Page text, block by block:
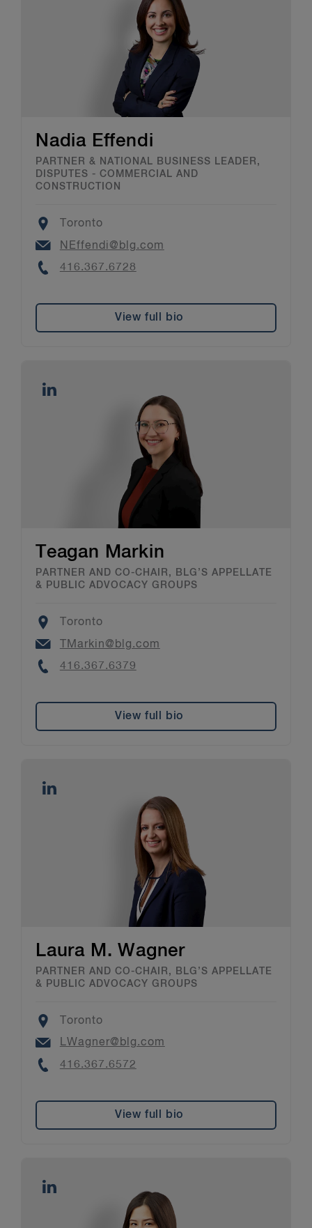
Nadia Effendi
PARTNER & NATIONAL BUSINESS LEADER,
DISPUTES - COMMERCIAL AND
CONSTRUCTION
Location
Toronto
Email
NEffendi@blg.com
Phone
416.367.6728
View full bio
Teagan Markin
PARTNER AND CO-CHAIR, BLG’S APPELLATE
& PUBLIC ADVOCACY GROUPS
Location
Toronto
EmailTMarkin@blg.com
Phone
416.367.6379
View full bio
Laura M. Wagner
PARTNER AND CO-CHAIR, BLG’S APPELLATE
& PUBLIC ADVOCACY GROUPS
Location
Toronto
Email
LWagner@blg.com
Phone
416.367.6572
View full bio